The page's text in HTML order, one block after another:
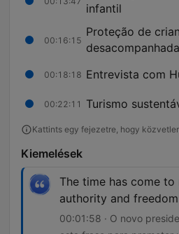
infantil
00:16:15
Proteção de
00:18:18 Entrevista com
00:22:11 Turismo
Kattints egy fejezetre, hogy
Kiemelések
The time has come to
authority and
00:01:58 · O novo